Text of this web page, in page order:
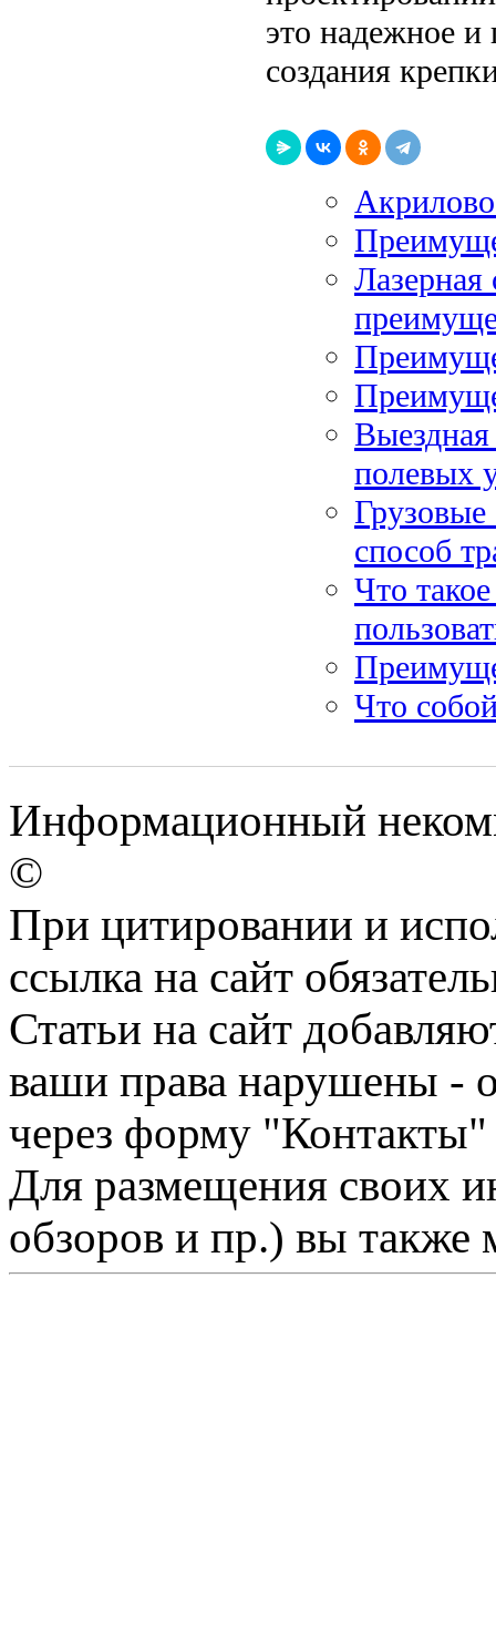
это надежное и
создания
Лазерная
полевых
способ
Что
Что
Информационный
©
При цитировании и
ссылка на сайт
Статьи на сайт
ваши права нарушены -
через форму "Контакты"
Для размещения своих
обзоров и пр.) вы также